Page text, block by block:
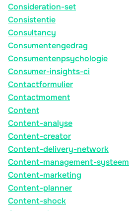
Consideration-set
Consistentie
Consultancy
Consumentengedrag
Consumentenpsychologie
Consumer-insights-ci
Contactformulier
Contactmoment
Content
Content-analyse
Content-creator
Content-delivery-network
Content-management-systeem
Content-marketing
Content-planner
Content-shock